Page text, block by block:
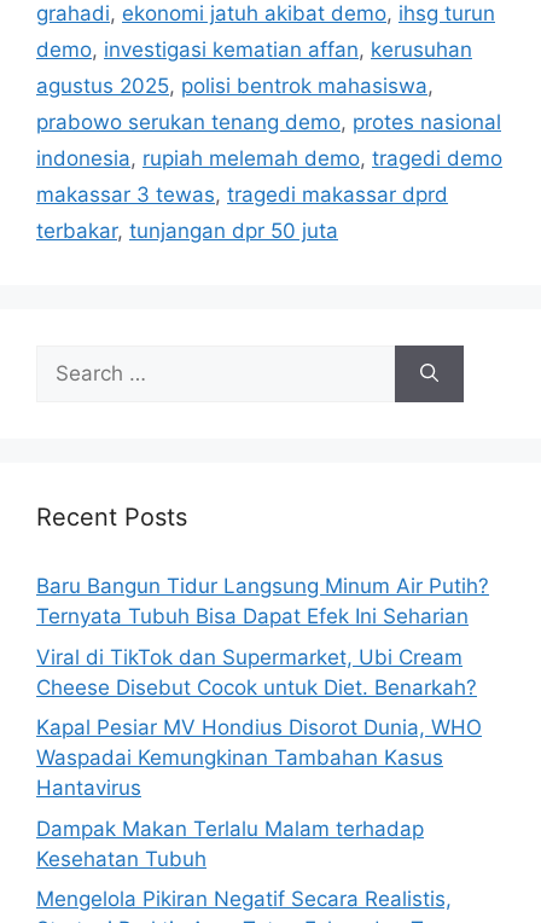
grahadi, ekonomi jatuh akibat demo, ihsg turun
demo, investigasi kematian affan, kerusuhan
agustus 2025, polisi bentrok mahasiswa,
prabowo serukan tenang demo, protes nasional
indonesia, rupiah melemah demo, tragedi demo
makassar 3 tewas, tragedi makassar dprd
terbakar, tunjangan dpr 50 juta
h
r
:
Recent Posts
Baru Bangun Tidur Langsung Minum Air Putih?
Ternyata Tubuh Bisa Dapat Efek Ini Seharian
Viral di TikTok dan Supermarket, Ubi Cream
Cheese Disebut Cocok untuk Diet. Benarkah?
Kapal Pesiar MV Hondius Disorot Dunia, WHO
Waspadai Kemungkinan Tambahan Kasus
Hantavirus
Dampak Makan Terlalu Malam terhadap
Kesehatan Tubuh
Mengelola Pikiran Negatif Secara Realistis,